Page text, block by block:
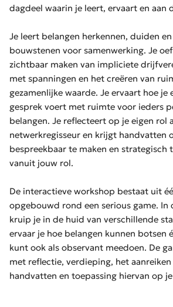
dagdeel waarin je leert, ervaart en aan
Je leert belangen herkennen, duiden
bouwstenen voor samenwerking. Je
zichtbaar maken van impliciete
met spanningen en het creëren van
gezamenlijke waarde. Je ervaart hoe je
gesprek voert met ruimte voor ieders
belangen. Je reflecteert op je eigen rol
netwerkregisseur en krijgt handvatten
bespreekbaar te maken en strategisch
vanuit jouw rol.
De interactieve workshop bestaat uit
opgebouwd rond een serious game. In
kruip je in de huid van verschillende
ervaar je hoe belangen kunnen botsen
kunt ook als observant meedoen. De
met reflectie, verdieping, het
handvatten en toepassing hiervan op